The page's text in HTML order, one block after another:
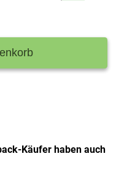
Käufer haben auch